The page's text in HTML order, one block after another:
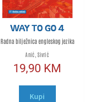
WAY TO GO 4
Radna bilježnica engleskog jezika
Anić, Sivrić
19,90 KM
Kupi